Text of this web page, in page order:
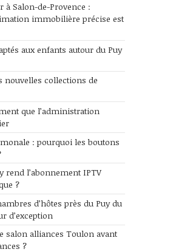
à Salon-de-Provence :
immobilière précise est
aux enfants autour du Puy
nouvelles collections de
que l’administration
: pourquoi les boutons
rend l’abonnement IPTV
?
d’hôtes près du Puy du
d’exception
salon alliances Toulon avant
?